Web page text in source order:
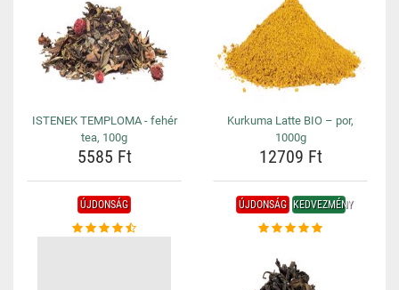
ISTENEK TEMPLOMA - fehér
tea, 100g
5585 Ft
Kurkuma Latte BIO – por,
1000g
12709 Ft
ÚJDONSÁG ÚJDONSÁG KEDVEZMÉNY